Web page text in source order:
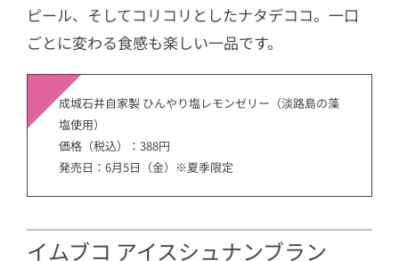
ピール、そしてコリコリとしたナタデココ。一口
ごとに変わる食感も楽しい一品です。
成城石井自家製 ひんやり塩レモンゼリー（淡路島の藻
塩使用）
価格（税込）：388円
発売日：6月5日（金）※夏季限定
イムブコ アイスシュナンブラン